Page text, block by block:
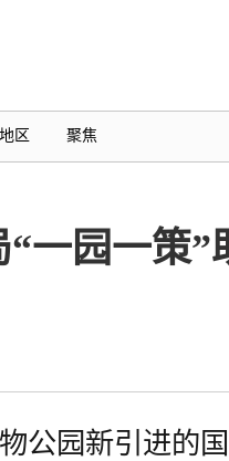
地区 聚焦
一园一策
公园新引进的